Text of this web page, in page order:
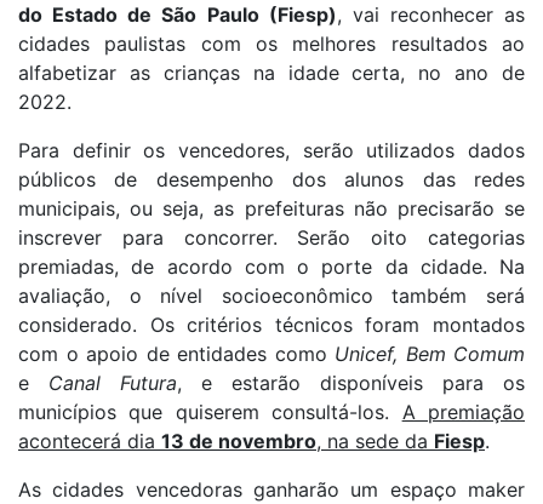
do Estado de São Paulo (Fiesp), vai reconhecer as
cidades paulistas com os melhores resultados ao
alfabetizar as crianças na idade certa, no ano de
2022.
Para definir os vencedores, serão utilizados dados
públicos de desempenho dos alunos das redes
municipais, ou seja, as prefeituras não precisarão se
inscrever para concorrer. Serão oito categorias
premiadas, de acordo com o porte da cidade. Na
avaliação, o nível socioeconômico também será
considerado. Os critérios técnicos foram montados
com o apoio de entidades como Unicef, Bem Comum
e Canal Futura, e estarão disponíveis para os
municípios que quiserem consultá-los. A premiação
acontecerá dia 13 de novembro, na sede da Fiesp.
As cidades vencedoras ganharão um espaço maker